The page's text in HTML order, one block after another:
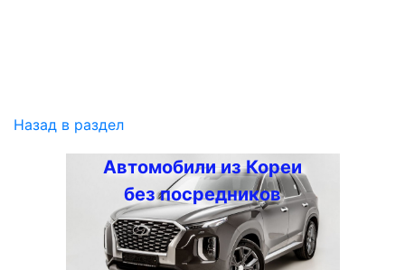
Назад в раздел
Автомобили из Кореи
без посредников